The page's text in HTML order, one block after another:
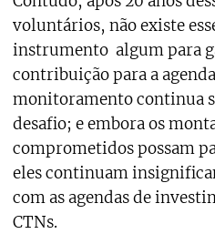
voluntários, não existe
instrumento algum para
contribuição para a
monitoramento continua
desafio; e embora os
comprometidos possam
eles continuam
com as agendas de
CTNs.